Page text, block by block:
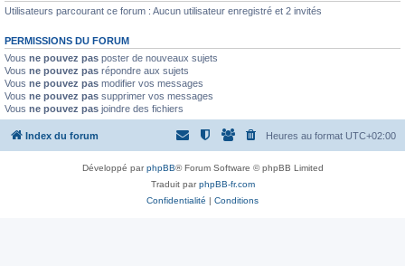
Utilisateurs parcourant ce forum : Aucun utilisateur enregistré et 2 invités
PERMISSIONS DU FORUM
Vous ne pouvez pas poster de nouveaux sujets
Vous ne pouvez pas répondre aux sujets
Vous ne pouvez pas modifier vos messages
Vous ne pouvez pas supprimer vos messages
Vous ne pouvez pas joindre des fichiers
Index du forum Heures au format UTC+02:00
Développé parphpBB® Forum Software © phpBB Limited
Traduit parphpBB-fr.com
Confidentialité | Conditions